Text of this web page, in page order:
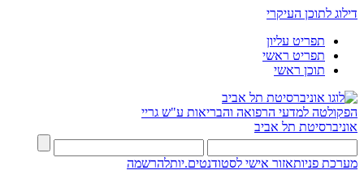
דילוג לתוכן העיקרי
תפריט עליון
תפריט ראשי
תוכן ראשי
הפקולטה למדעי הרפואה והבריאות ע"ש גריי
אוניברסיטת תל אביב
מערכת פניותאזור אישי לסטודנטים.יותלהרשמה